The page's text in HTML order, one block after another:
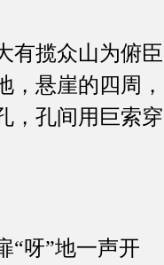
揽众山为俯臣
悬崖的四周，
，孔间用巨索穿
呀”地一声开